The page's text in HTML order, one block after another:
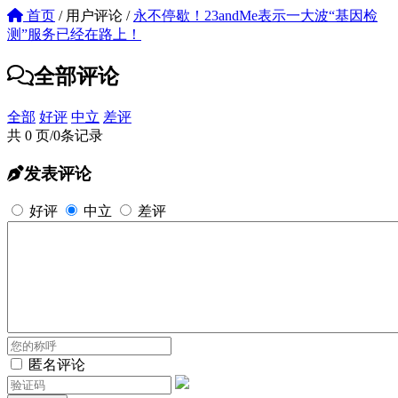
首页 /用户评论 / 永不停歇！23andMe表示一大波“基因检
测”服务已经在路上！
全部评论
全部 好评 中立 差评
共 0 页/0条记录
发表评论
好评 中立 差评
匿名评论